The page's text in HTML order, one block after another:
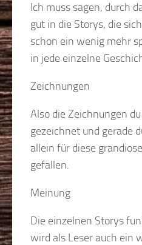
Ich muss sagen, durch
gut in die Storys, die
schon ein wenig mehr
in jede einzelne
Zeichnungen
Also die Zeichnungen
gezeichnet und gerade
allein für diese
gefallen.
Meinung
Die einzelnen Storys
wird als Leser auch ein